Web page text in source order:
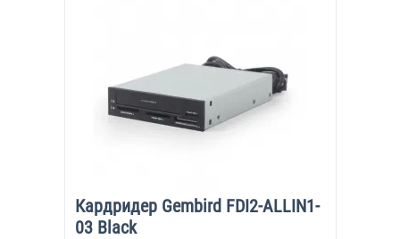
Кардридер Gembird FDI2-ALLIN1-
03 Black